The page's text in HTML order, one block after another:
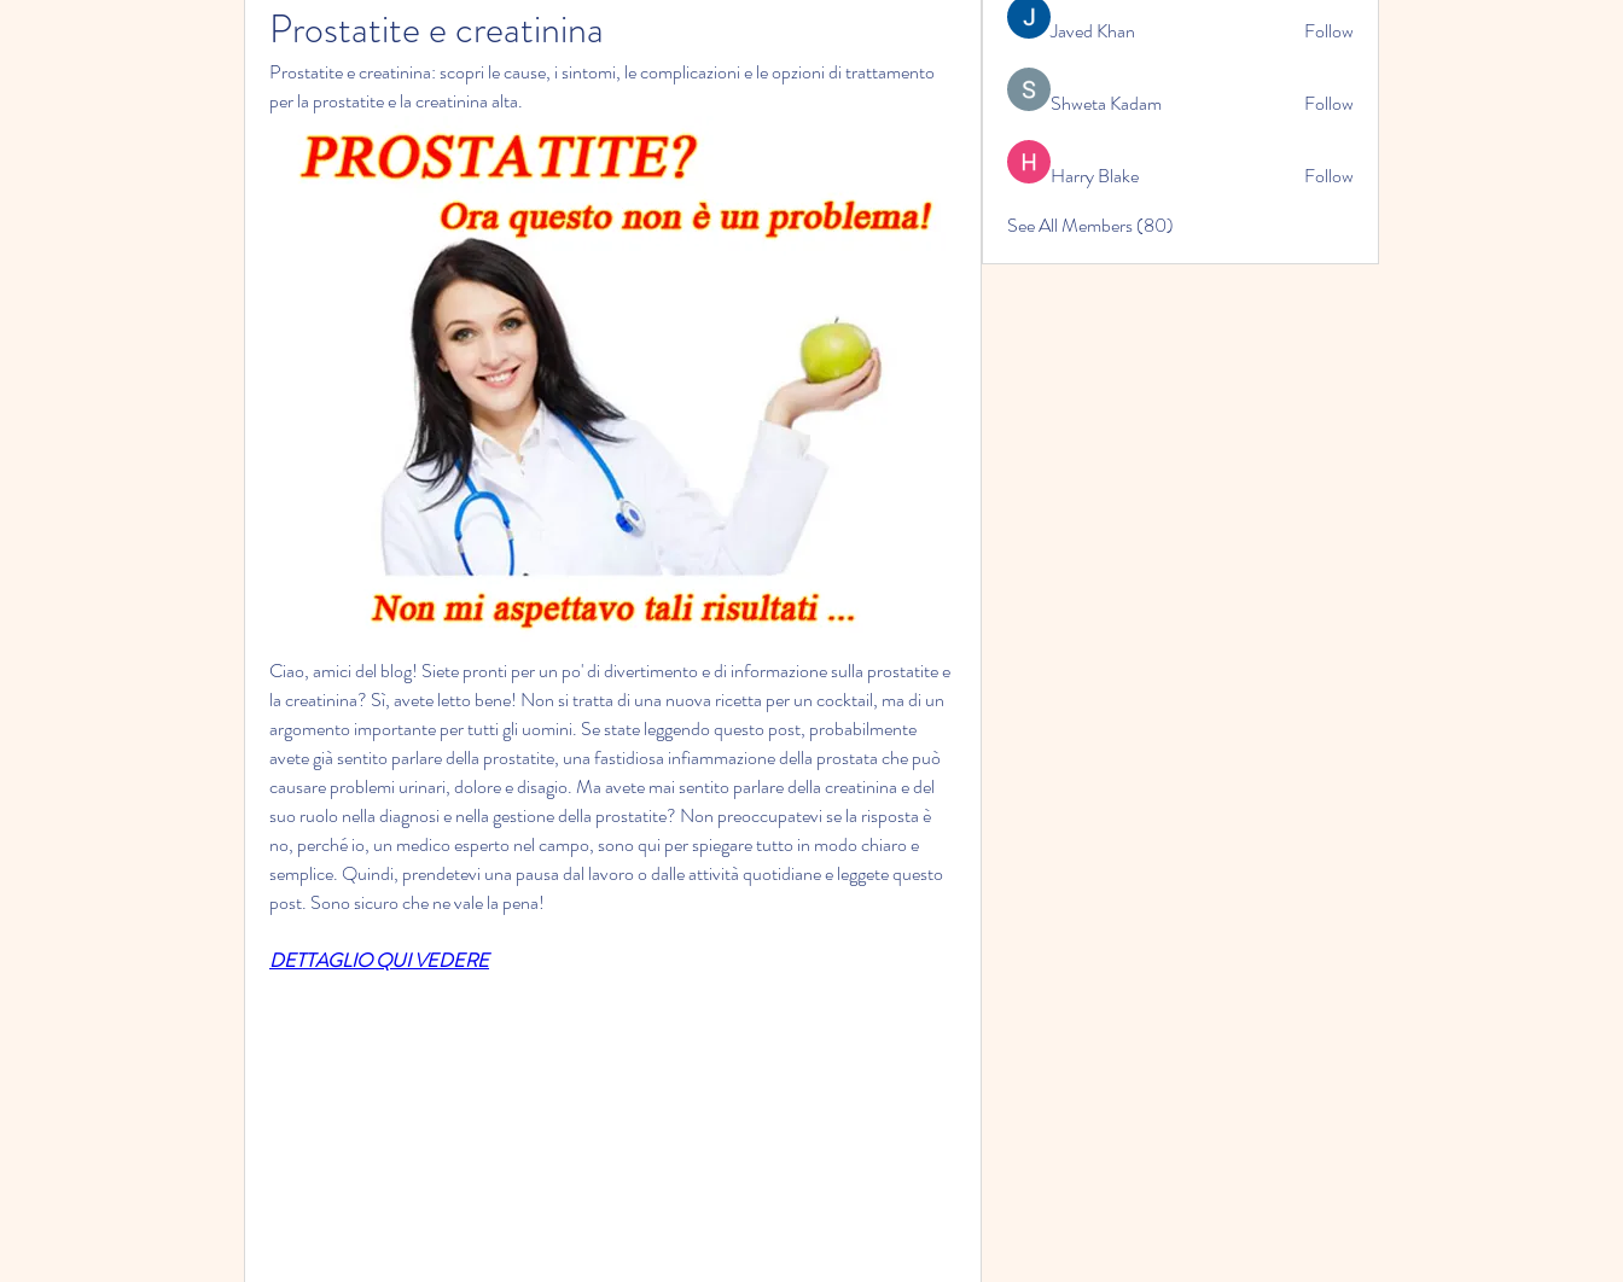
Prostatite e creatinina
Prostatite e creatinina: scopri le cause, i sintomi, le complicazioni e le opzioni di trattamento
per la prostatite e la creatinina alta.
Ciao, amici del blog! Siete pronti per un po' di divertimento e di informazione sulla prostatite e
la creatinina? Sì, avete letto bene! Non si tratta di una nuova ricetta per un cocktail, ma di un
argomento importante per tutti gli uomini. Se state leggendo questo post, probabilmente
avete già sentito parlare della prostatite, una fastidiosa infiammazione della prostata che può
causare problemi urinari, dolore e disagio. Ma avete mai sentito parlare della creatinina e del
suo ruolo nella diagnosi e nella gestione della prostatite? Non preoccupatevi se la risposta è
no, perché io, un medico esperto nel campo, sono qui per spiegare tutto in modo chiaro e
semplice. Quindi, prendetevi una pausa dal lavoro o dalle attività quotidiane e leggete questo
post. Sono sicuro che ne vale la pena!
DETTAGLIO QUI VEDERE
Javed Khan Follow
Shweta Kadam Follow
Harry Blake
Follow
See All Members (80)